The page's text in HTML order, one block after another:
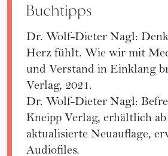
Buchtipps
Dr. Wolf-Dieter Nagl:
Herz fühlt. Wie wir mit
und Verstand in Einklang
Verlag, 2021.
Dr. Wolf-Dieter Nagl:
Kneipp Verlag, erhältlich ab
aktualisierte Neuauflage,
Audiofiles.